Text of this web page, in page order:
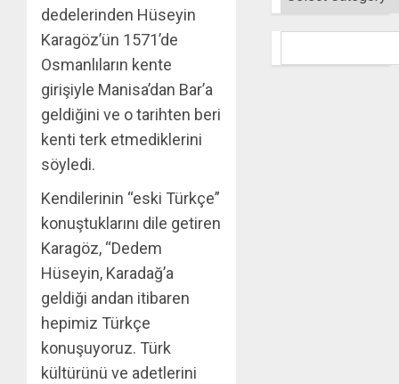
dedelerinden Hüseyin
Karagöz’ün 1571’de
Osmanlıların kente
girişiyle Manisa’dan Bar’a
geldiğini ve o tarihten beri
kenti terk etmediklerini
söyledi.
Kendilerinin “eski Türkçe”
konuştuklarını dile getiren
Karagöz, “Dedem
Hüseyin, Karadağ’a
geldiği andan itibaren
hepimiz Türkçe
konuşuyoruz. Türk
kültürünü ve adetlerini